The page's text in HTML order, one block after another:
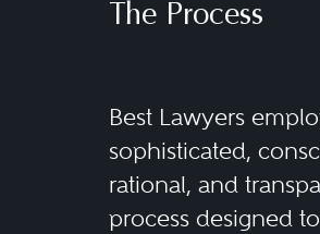
The Process
Best Lawyers
sophisticated,
rational, and
process designed